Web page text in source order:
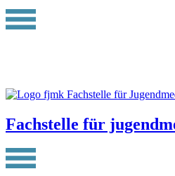
Fachstelle für